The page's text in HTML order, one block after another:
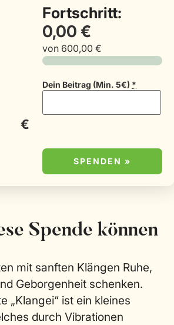
Fortschritt:
0,00 €
von 600,00 €
Dein Beitrag (Min. 5€) *
€
SPENDEN »
Spende können
mit sanften Klängen Ruhe,
Geborgenheit schenken.
„Klangei“ ist ein kleines
durch Vibrationen